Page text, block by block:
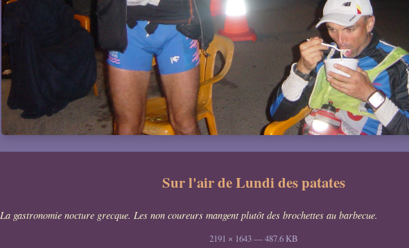
Sur l'air de Lundi des patates
La gastronomie nocture grecque. Les non coureurs mangent plutôt des brochettes au barbecue.
2191 × 1643 — 487.6 KB